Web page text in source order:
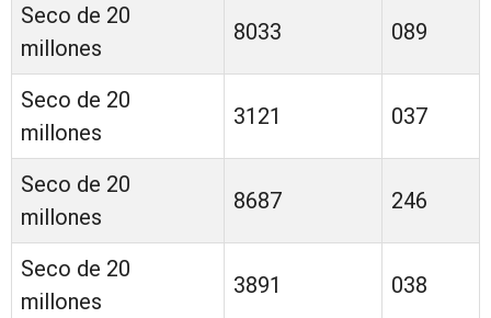
Seco de 20
millones
8033 089
Seco de 20
millones
3121 037
Seco de 20
millones
8687 246
Seco de 20
millones
3891 038